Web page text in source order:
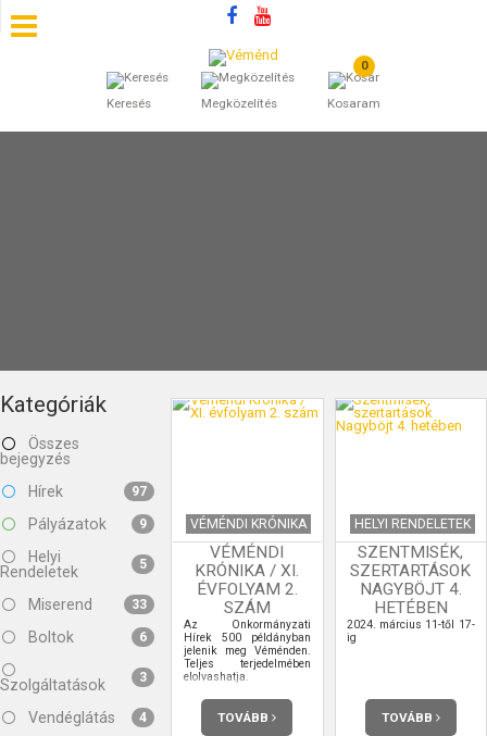
Keresés Megközelítés
0
Kosaram
SZÁLLÁSOK
BEJEGYZÉSEK
Kategóriák
Összes
bejegyzés
Hírek
97
Pályázatok 9
Helyi
Rendeletek
5
Miserend 33
Boltok 6
Szolgáltatások 3
Vendéglátás 4
VÉMÉNDI KRÓNIKA
VÉMÉNDI
KRÓNIKA / XI.
ÉVFOLYAM 2.
SZÁM
Az Önkormányzati
Hírek 500 példányban
jelenik meg Véménden.
Teljes terjedelmében
elolvashatja.
TOVÁBB
HELYI RENDELETEK
SZENTMISÉK,
SZERTARTÁSOK
NAGYBÖJT 4.
HETÉBEN
2024. március 11-től 17-
ig
TOVÁBB